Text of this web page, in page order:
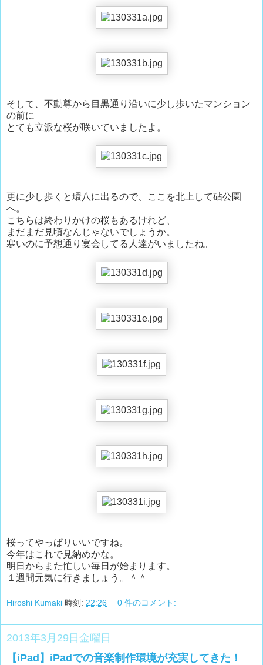
そして、不動尊から目黒通り沿いに少し歩いたマンション
の前に
とても立派な桜が咲いていましたよ。
更に少し歩くと環八に出るので、ここを北上して砧公園
へ。
こちらは終わりかけの桜もあるけれど、
まだまだ見頃なんじゃないでしょうか。
寒いのに予想通り宴会してる人達がいましたね。
桜ってやっぱりいいですね。
今年はこれで見納めかな。
明日からまた忙しい毎日が始まります。
１週間元気に行きましょう。＾＾
Hiroshi Kumaki 時刻: 22:26 0 件のコメント:
2013年3月29日金曜日
【iPad】iPadでの音楽制作環境が充実してきた！